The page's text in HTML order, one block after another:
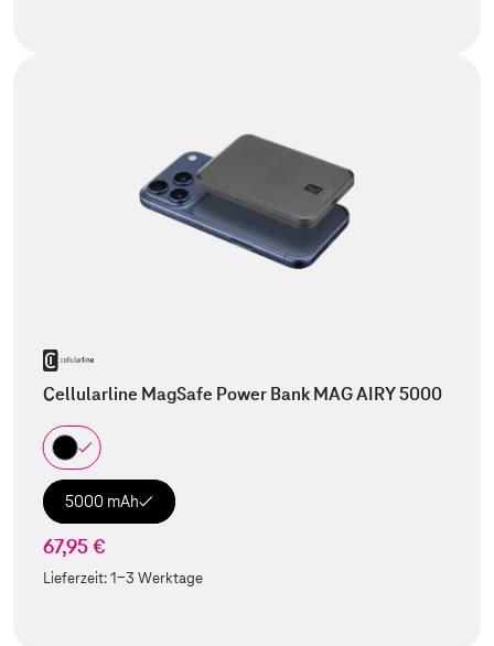
Cellularline MagSafe Power Bank MAG AIRY 5000
5000 mAh
67,95 €
Lieferzeit:1-3 Werktage